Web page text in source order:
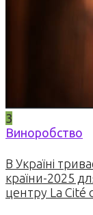
3
Виноробство
В Україні
країни-2025
центру La Cité